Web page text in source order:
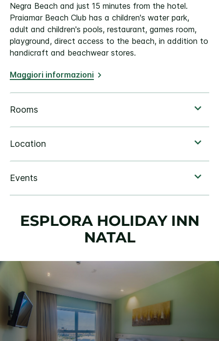
Negra Beach and just 15 minutes from the hotel.
Praiamar Beach Club has a children's water park,
adult and children's pools, restaurant, games room,
playground, direct access to the beach, in addition to
handicraft and beachwear stores.
Maggiori informazioni
ESPLORA HOLIDAY INN
NATAL